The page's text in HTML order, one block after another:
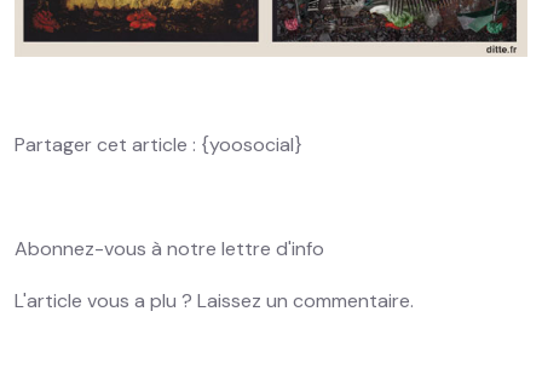
Partager cet article : {yoosocial}
Abonnez-vous à notre lettre d'info
L'article vous a plu ? Laissez un commentaire.